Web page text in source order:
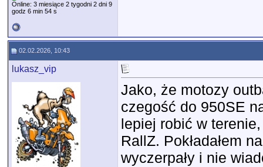
Online: 3 miesiące 2 tygodni 2 dni 9
godz 6 min 54 s
02.02.2026, 10:43
lukasz_vip
Jako, że motozy
czegość do 950SE
lepiej robić w
RallZ. Pokładałem
wyczerpały i nie